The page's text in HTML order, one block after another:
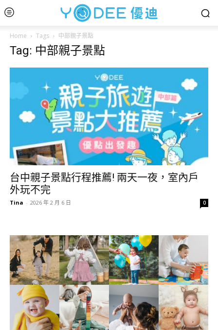
Home Tags 中部親子景點
Tag: 中部親子景點
台中親子景點行程推薦! 兩天一夜，室內戶
外玩不完
Tina - 2026 年 2 月 6 日 0